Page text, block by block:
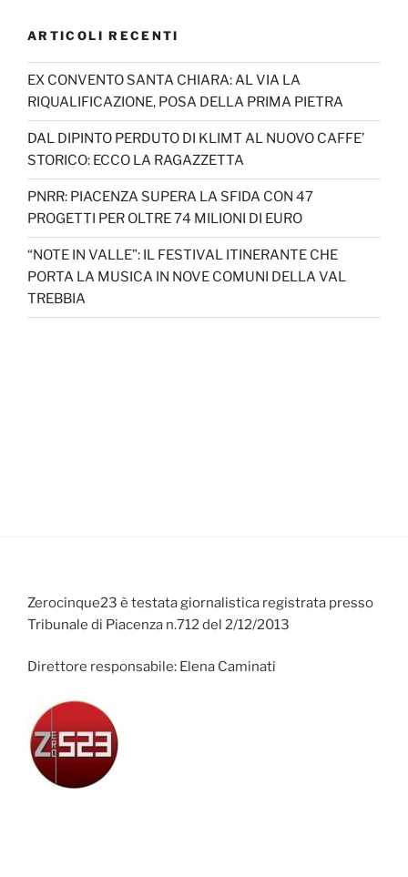
ARTICOLI RECENTI
EX CONVENTO SANTA CHIARA: AL VIA LA
RIQUALIFICAZIONE, POSA DELLA PRIMA PIETRA
DAL DIPINTO PERDUTO DI KLIMT AL NUOVO CAFFE’
STORICO: ECCO LA RAGAZZETTA
PNRR: PIACENZA SUPERA LA SFIDA CON 47
PROGETTI PER OLTRE 74 MILIONI DI EURO
“NOTE IN VALLE”: IL FESTIVAL ITINERANTE CHE
PORTA LA MUSICA IN NOVE COMUNI DELLA VAL
TREBBIA
Zerocinque23 è testata giornalistica registrata presso
Tribunale di Piacenza n.712 del 2/12/2013
Direttore responsabile: Elena Caminati